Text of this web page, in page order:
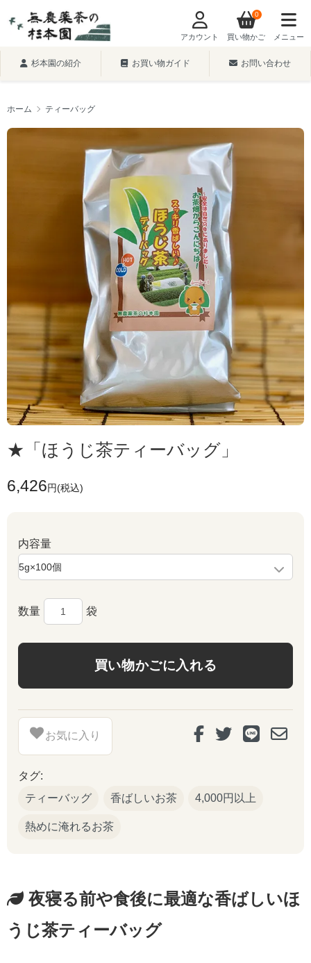
アカウント 買い物かご
0
メニュー
杉本園の紹介 お買い物ガイド お問い合わせ
ホーム ティーバッグ
★「ほうじ茶ティーバッグ」
6,426円(税込)
内容量
数量 袋
お気に入り
タグ:
ティーバッグ
香ばしいお茶 4,000円以上
熱めに淹れるお茶
夜寝る前や食後に最適な香ばしいほ
うじ茶ティーバッグ